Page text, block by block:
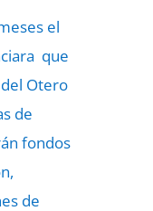
el
que
Otero
de
fondos
de